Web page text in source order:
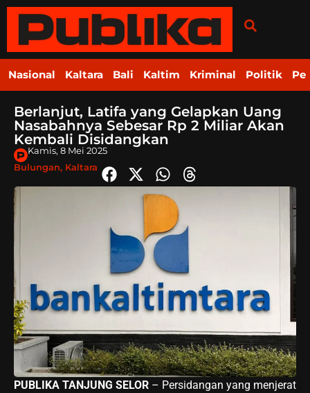
Nasional Kaltara Bali Kaltim Kriminal Politik
Berlanjut, Latifa yang Gelapkan Uang
Nasabahnya Sebesar Rp 2 Miliar Akan
Kembali Disidangkan
Kamis, 8 Mei 2025
Bulungan, Kaltara
PUBLIKA TANJUNG SELOR – Persidangan yang menjerat